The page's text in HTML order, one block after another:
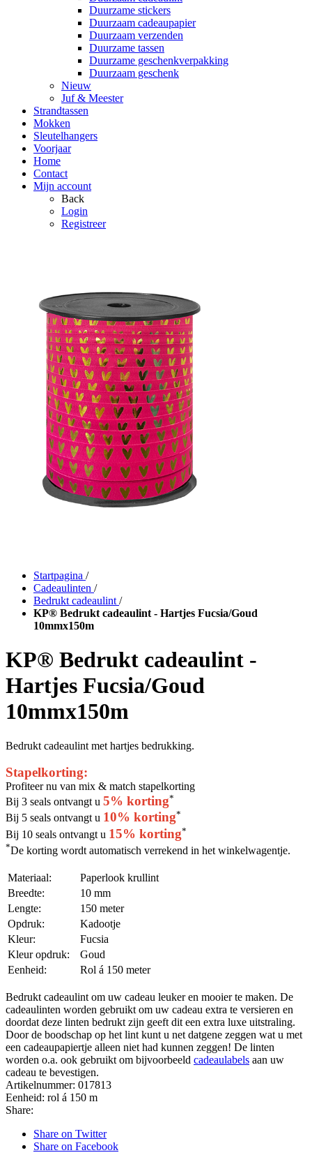
Duurzame stickers
Duurzaam cadeaupapier
Duurzaam verzenden
Duurzame tassen
Duurzame geschenkverpakking
Duurzaam geschenk
Nieuw
Juf & Meester
Strandtassen
Mokken
Sleutelhangers
Voorjaar
Home
Contact
Mijn account
Back
Login
Registreer
Startpagina /
Cadeaulinten /
Bedrukt cadeaulint /
KP® Bedrukt cadeaulint - Hartjes Fucsia/Goud
10mmx150m
KP® Bedrukt cadeaulint -
Hartjes Fucsia/Goud
10mmx150m
Bedrukt cadeaulint met hartjes bedrukking.
Stapelkorting:
Profiteer nu van mix & match stapelkorting
Bij 3 seals ontvangt u 5% korting*
Bij 5 seals ontvangt u 10% korting*
Bij 10 seals ontvangt u 15% korting*
*De korting wordt automatisch verrekend in het winkelwagentje.
Materiaal:
Paperlook krullint
Breedte:
10 mm
Lengte:
150 meter
Opdruk:
Kadootje
Kleur:
Fucsia
Kleur opdruk:
Goud
Eenheid:
Rol á 150 meter
Bedrukt cadeaulint om uw cadeau leuker en mooier te maken. De
cadeaulinten worden gebruikt om uw cadeau extra te versieren en
doordat deze linten bedrukt zijn geeft dit een extra luxe uitstraling.
Door de boodschap op het lint kunt u net datgene zeggen wat u met
een cadeaupapiertje alleen niet had kunnen zeggen! De linten
worden o.a. ook gebruikt om bijvoorbeeld cadeaulabels aan uw
cadeau te bevestigen.
Artikelnummer: 017813
Eenheid: rol á 150 m
Share:
Share on Twitter
Share on Facebook